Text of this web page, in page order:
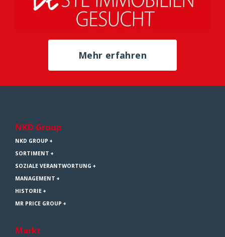
Mehr erfahren
NKD Group
NKD GROUP
SORTIMENT
SOZIALE VERANTWORTUNG
MANAGEMENT
HISTORIE
MR PRICE GROUP
Markt